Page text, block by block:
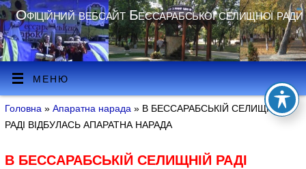
Офіційний вебсайт Бессарабської селищної ради
МЕНЮ
Головна »Апаратна нарада » В БЕССАРАБСЬКІЙ СЕЛИЩНІЙ
РАДІ ВІДБУЛАСЬ АПАРАТНА НАРАДА
В БЕССАРАБСЬКІЙ СЕЛИЩНІЙ РАДІ